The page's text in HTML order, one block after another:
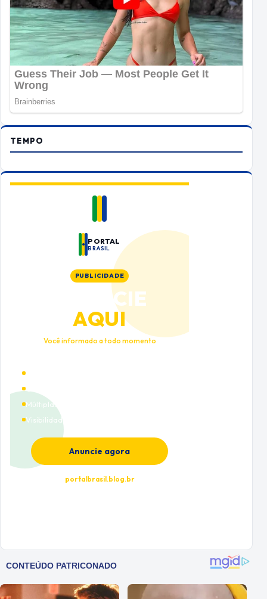
TEMPO
PORTAL
BRASIL
PUBLICIDADE
ANUNCIE
AQUI
Você informado a todo momento
Múltiplas categorias
Visibilidade premium
Anuncie agora
portalbrasil.blog.br